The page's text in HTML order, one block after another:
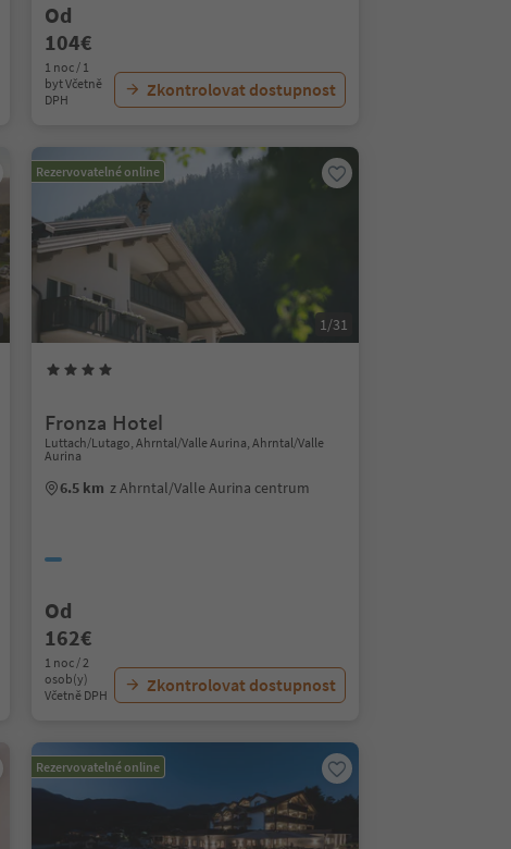
Od
104€
1 noc / 1
byt Včetně
DPH
Zkontrolovat dostupnost
Rezervovatelné online
1/31
Fronza Hotel
Luttach/Lutago, Ahrntal/Valle Aurina, Ahrntal/Valle
Aurina
6.5 km z Ahrntal/Valle Aurina centrum
Od
162€
1 noc / 2
osob(y)
Včetně DPH
Zkontrolovat dostupnost
Rezervovatelné online